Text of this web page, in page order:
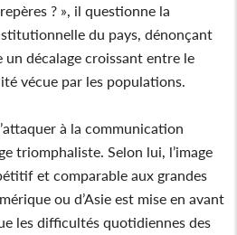
? », il questionne la
du pays, dénonçant
un décalage croissant entre le
vécue par les populations.
à la communication
triomphaliste. Selon lui, l’image
et comparable aux grandes
ou d’Asie est mise en avant
les difficultés quotidiennes des